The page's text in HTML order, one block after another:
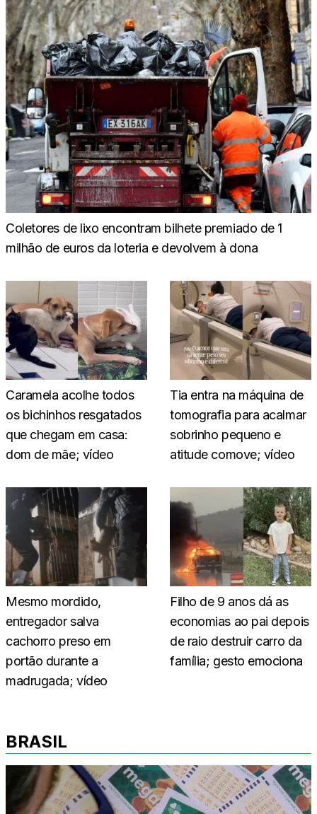
Coletores de lixo encontram bilhete premiado de 1
milhão de euros da loteria e devolvem à dona
Caramela acolhe todos
os bichinhos resgatados
que chegam em casa:
dom de mãe; vídeo
Tia entra na máquina de
tomografia para acalmar
sobrinho pequeno e
atitude comove; vídeo
Mesmo mordido,
entregador salva
cachorro preso em
portão durante a
madrugada; vídeo
Filho de 9 anos dá as
economias ao pai depois
de raio destruir carro da
família; gesto emociona
BRASIL